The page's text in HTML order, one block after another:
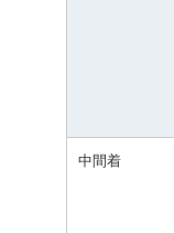
中間着